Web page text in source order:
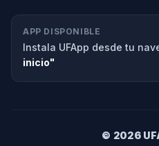
APP DISPONIBLE
Instala UFApp desde tu
inicio"
© 2026